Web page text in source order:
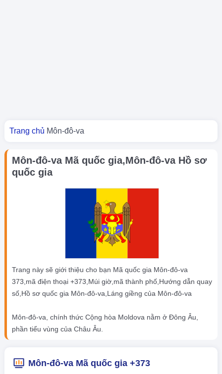
Bạn đang ở đây
Trang chủ Môn-đô-va
Môn-đô-va Mã quốc gia,Môn-đô-va Hồ sơ
quốc gia
Trang này sẽ giới thiệu cho bạn Mã quốc gia Môn-đô-va
373,mã điện thoại +373,Múi giờ,mã thành phố,Hướng dẫn quay
số,Hồ sơ quốc gia Môn-đô-va,Láng giềng của Môn-đô-va
Môn-đô-va, chính thức Cộng hòa Moldova nằm ở Đông Âu,
phần tiểu vùng của Châu Âu.
Môn-đô-va Mã quốc gia +373